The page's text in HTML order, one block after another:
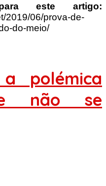
este artigo:
2019/06/prova-de-
do-meio/
polémica
não se